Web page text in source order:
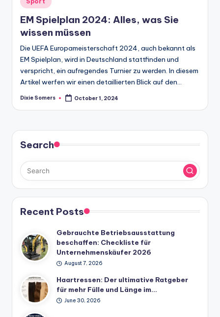
in
EM Spielplan 2024: Alles, was Sie
wissen müssen
Die UEFA Europameisterschaft 2024, auch bekannt als
EM Spielplan, wird in Deutschland stattfinden und
verspricht, ein aufregendes Turnier zu werden. In diesem
Artikel werfen wir einen detaillierten Blick auf den…
Posted
Dixie Somers October 1, 2024
Search
Recent Posts
Gebrauchte Betriebsausstattung
beschaffen: Checkliste für
Unternehmenskäufer 2026
August 7, 2026
Haartressen: Der ultimative Ratgeber
für mehr Fülle und Länge im…
June 30, 2026